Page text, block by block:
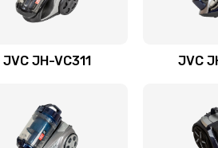
JVC JH-VC311 JVC